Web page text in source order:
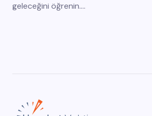
geleceğini öğrenin.…